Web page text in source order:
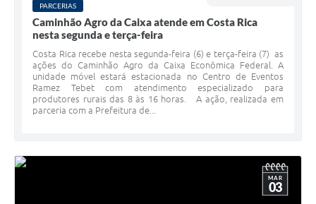
PARCERIAS
Caminhão Agro da Caixa atende em Costa Rica
nesta segunda e terça-feira
Costa Rica recebe nesta segunda-feira (6) e terça-feira (7) as
ações do Caminhão Agro da Caixa Econômica Federal. A
unidade móvel estará estacionada no Centro de Eventos
Ramez Tebet com atendimento especializado para
produtores rurais das 8 às 16 horas. A ação, realizada em
parceria com a Prefeitura de...
MAR
03